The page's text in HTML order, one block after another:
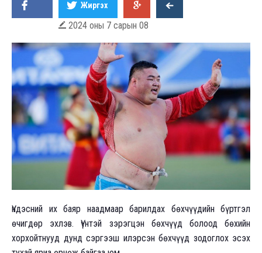
Жиргэх
 2024 оны 7 сарын 08
Үндэсний их баяр наадмаар барилдах бөхчүүдийн бүртгэл
өчигдөр эхлэв. Үүнтэй зэрэгцэн бөхчүүд болоод бөхийн
хорхойтнууд дунд сэргээш илэрсэн бөхчүүд зодоглох эсэх